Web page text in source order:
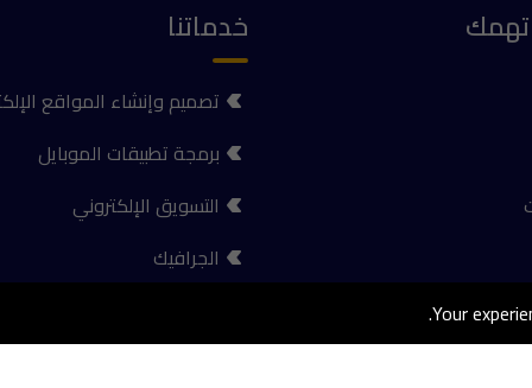
خدماتنا
تصميم وإنشاء المواقع
برمجة تطبيقات الموبايل
التسويق الإلكتروني
الجرافيك
Your